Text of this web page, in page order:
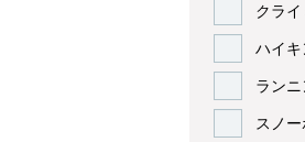
クラ
ハイキ
ラン
スノ